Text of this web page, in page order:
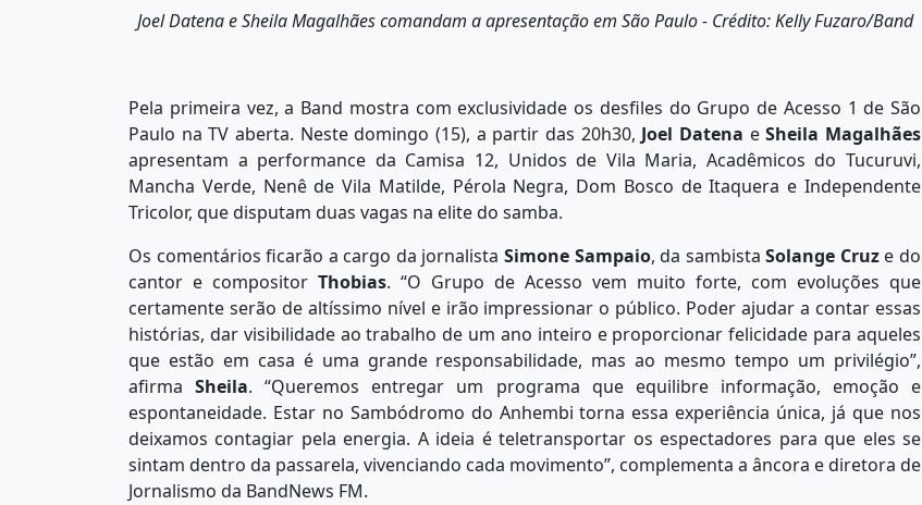
Joel Datena e Sheila Magalhães comandam a apresentação em São Paulo - Crédito: Kelly Fuzaro/Band
Pela primeira vez, a Band mostra com exclusividade os desfiles do Grupo de Acesso 1 de São
Paulo na TV aberta. Neste domingo (15), a partir das 20h30, Joel Datena eSheila Magalhães
apresentam a performance da Camisa 12, Unidos de Vila Maria, Acadêmicos do Tucuruvi,
Mancha Verde, Nenê de Vila Matilde, Pérola Negra, Dom Bosco de Itaquera e Independente
Tricolor, que disputam duas vagas na elite do samba.
Os comentários ficarão a cargo da jornalista Simone Sampaio, da sambistaSolange Cruze do
cantor e compositor Thobias. “O Grupo de Acesso vem muito forte, com evoluções que
certamente serão de altíssimo nível e irão impressionar o público. Poder ajudar a contar essas
histórias, dar visibilidade ao trabalho de um ano inteiro e proporcionar felicidade para aqueles
que estão em casa é uma grande responsabilidade, mas ao mesmo tempo um privilégio”,
afirmaSheila. “Queremos entregar um programa que equilibre informação, emoção e
espontaneidade. Estar no Sambódromo do Anhembi torna essa experiência única, já que nos
deixamos contagiar pela energia. A ideia é teletransportar os espectadores para que eles se
sintam dentro da passarela, vivenciando cada movimento”, complementa a âncora e diretora de
Jornalismo da BandNews FM.